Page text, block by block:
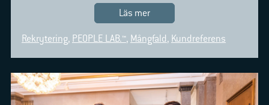
Läs mer
Rekrytering, PEOPLE LAB.™, Mångfald, Kundreferens